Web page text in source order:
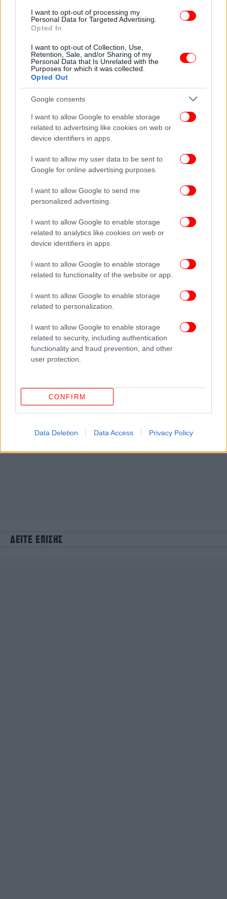
I want to opt-out of processing my
Personal Data for Targeted Advertising.
Opted In
I want to opt-out of Collection, Use,
Retention, Sale, and/or Sharing of my
Personal Data that Is Unrelated with the
Purposes for which it was collected.
Opted Out
Google consents
I want to allow Google to enable storage
related to advertising like cookies on web or
device identifiers in apps.
I want to allow my user data to be sent to
Google for online advertising purposes.
I want to allow Google to send me
personalized advertising.
I want to allow Google to enable storage
related to analytics like cookies on web or
device identifiers in apps.
I want to allow Google to enable storage
related to functionality of the website or app.
I want to allow Google to enable storage
related to personalization.
I want to allow Google to enable storage
related to security, including authentication
functionality and fraud prevention, and other
user protection.
CONFIRM
Data Deletion Data Access Privacy Policy
ΠΕΡΙΣΣΟΤΕΡΑ ΒΙΝΤΕΟ
Ακολουθήστε το στο Google News
και μάθετε
πρώτοι όλες τις ειδήσεις
Δείτε όλες τις τελευταίες Ειδήσειςαπό την Ελλάδα και τον Κόσμο,
ΔΙΑΒΑΣΤΕ ΠΕΡΙΣΣΟΤΕΡΑ ΆΡΓΟΣ
ΔΕΙΤΕ ΕΠΙΣΗΣ